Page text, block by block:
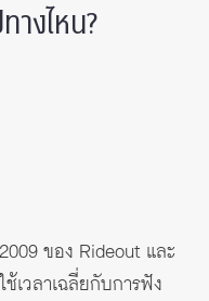
างไหน?
ของ Rideout และ
เวลาเฉลี่ยกับการฟัง